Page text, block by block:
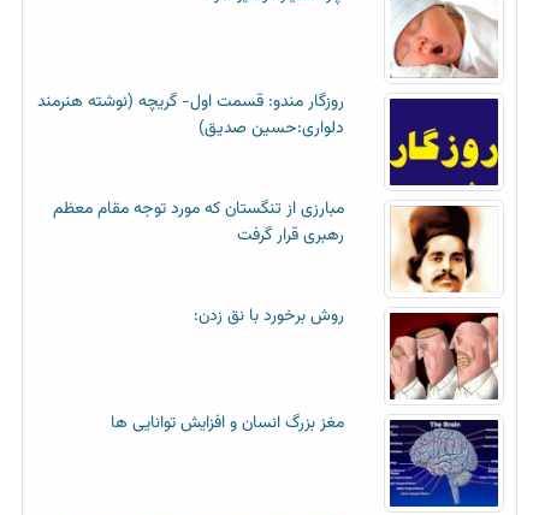
روزگار مندو: قسمت اول- گریچه (نوشته هنرمند
دلواری:حسین صدیق)
مبارزی از تنگستان که مورد توجه مقام معظم
رهبری قرار گرفت
روش برخورد با نق زدن:
مغز بزرگ انسان و افزایش توانایی ها